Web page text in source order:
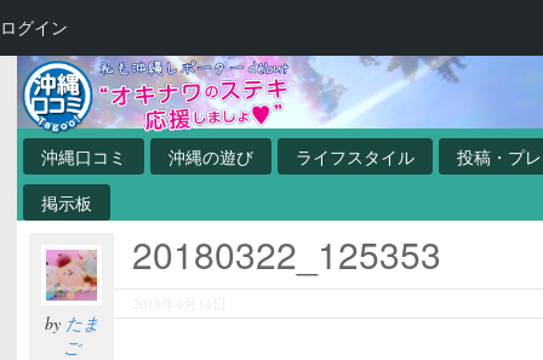
沖縄口コミ 沖縄の遊び ライフスタイル
投稿・プ
掲示板
by たま
ご
20180322_125353
ログイン